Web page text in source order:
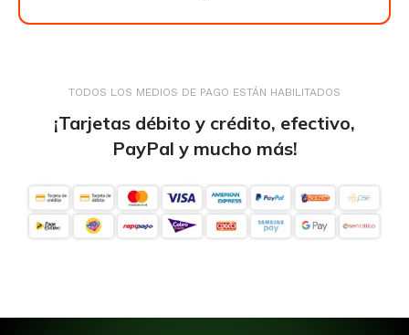
TODOS LOS MEDIOS DE PAGO ESTÁN HABILITADOS
¡Tarjetas débito y crédito, efectivo,
PayPal y mucho más!